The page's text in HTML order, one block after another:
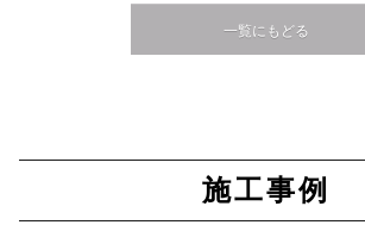
一覧にもどる
施工事例